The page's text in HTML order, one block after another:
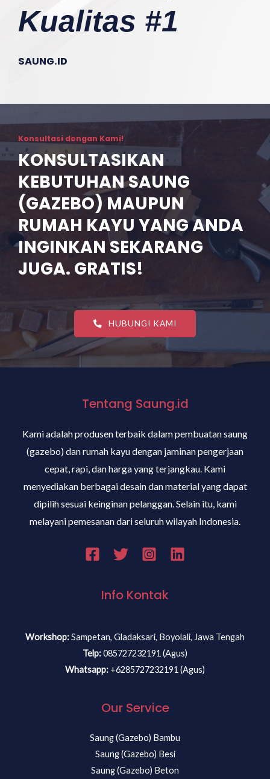
Kualitas #1
SAUNG.ID
Konsultasi dengan Kami!
KONSULTASIKAN
KEBUTUHAN SAUNG
(GAZEBO) MAUPUN
RUMAH KAYU YANG ANDA
INGINKAN SEKARANG
JUGA. GRATIS!
HUBUNGI KAMI
Tentang Saung.id
Kami adalah produsen terbaik dalam pembuatan saung
(gazebo) dan rumah kayu dengan jaminan pengerjaan
cepat, rapi, dan harga yang terjangkau. Kami
menyediakan berbagai desain dan material yang dapat
dipilih sesuai keinginan pelanggan. Selain itu, kami
melayani pemesanan dari seluruh wilayah Indonesia.
Info Kontak
Workshop:Sampetan, Gladaksari, Boyolali, Jawa Tengah
Telp:085727232191 (Agus)
Whatsapp: +6285727232191 (Agus)
Our Service
Saung (Gazebo) Bambu
Saung (Gazebo) Besi
Saung (Gazebo) Beton